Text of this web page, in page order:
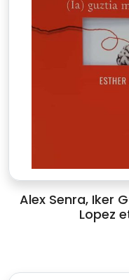
Alex Senra, Iker
Lopez